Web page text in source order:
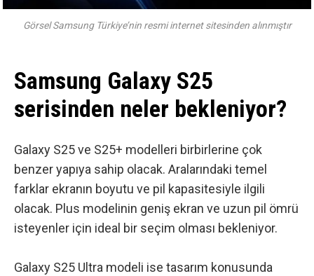
Görsel Samsung Türkiye’nin resmi internet sitesinden alınmıştır
Samsung Galaxy S25
serisinden neler bekleniyor?
Galaxy S25 ve S25+ modelleri birbirlerine çok
benzer yapıya sahip olacak. Aralarındaki temel
farklar ekranın boyutu ve pil kapasitesiyle ilgili
olacak. Plus modelinin geniş ekran ve uzun pil ömrü
isteyenler için ideal bir seçim olması bekleniyor.
Galaxy S25 Ultra modeli ise tasarım konusunda